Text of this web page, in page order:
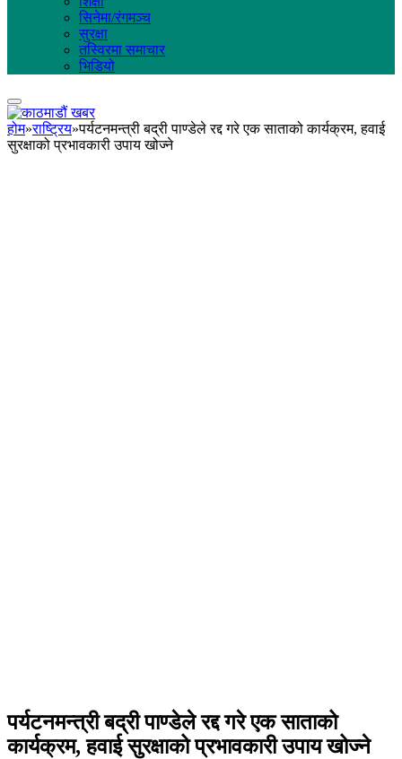
सिनेमा/रंगमञ्च
सुरक्षा
तस्विरमा समाचार
भिडियो
होम»राष्ट्रिय»पर्यटनमन्त्री बद्री पाण्डेले रद्द गरे एक साताको कार्यक्रम, हवाई
सुरक्षाको प्रभावकारी उपाय खोज्ने
पर्यटनमन्त्री बद्री पाण्डेले रद्द गरे एक साताको
कार्यक्रम, हवाई सुरक्षाको प्रभावकारी उपाय खोज्ने